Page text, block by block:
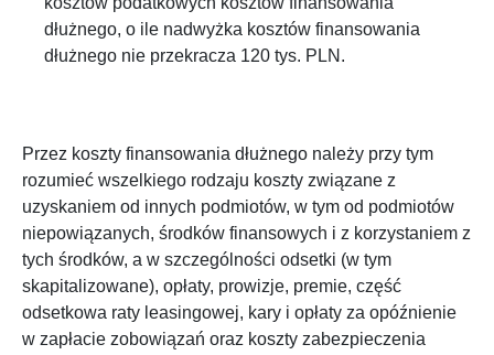
dłużnego, o ile nadwyżka kosztów finansowania
dłużnego nie przekracza 120 tys. PLN.
Przez koszty finansowania dłużnego należy przy tym
rozumieć wszelkiego rodzaju koszty związane z
uzyskaniem od innych podmiotów, w tym od podmiotów
niepowiązanych, środków finansowych i z korzystaniem z
tych środków, a w szczególności odsetki (w tym
skapitalizowane), opłaty, prowizje, premie, część
odsetkowa raty leasingowej, kary i opłaty za opóźnienie
w zapłacie zobowiązań oraz koszty zabezpieczenia